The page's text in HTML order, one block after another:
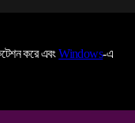
করে এবংWindows-এ